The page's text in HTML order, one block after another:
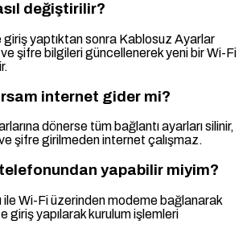
değiştirilir?
yaptıktan sonra Kablosuz Ayarlar
şifre bilgileri güncellenerek yeni bir Wi-Fi
internet gider mi?
dönerse tüm bağlantı ayarları silinir,
ve şifre girilmeden internet çalışmaz.
yapabilir miyim?
Wi-Fi üzerinden modeme bağlanarak
giriş yapılarak kurulum işlemleri